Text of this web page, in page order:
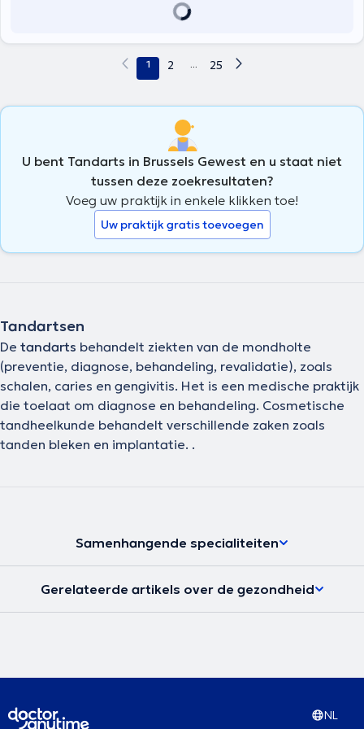
1 2 ... 25
U bent Tandarts in Brussels Gewest en u staat niet
tussen deze zoekresultaten?
Voeg uw praktijk in enkele klikken toe!
Uw praktijk gratis toevoegen
Tandartsen
De tandarts behandelt ziekten van de mondholte
(preventie, diagnose, behandeling, revalidatie), zoals
schalen, caries en gengivitis. Het is een medische praktijk
die toelaat om diagnose en behandeling. Cosmetische
tandheelkunde behandelt verschillende zaken zoals
tanden bleken en implantatie. .
Samenhangende specialiteiten
Gerelateerde artikels over de gezondheid
NL